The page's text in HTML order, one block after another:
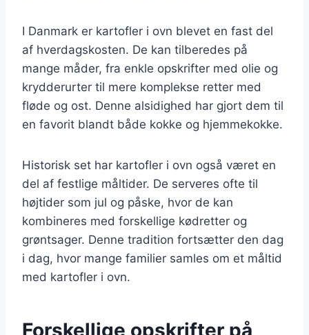
I Danmark er kartofler i ovn blevet en fast del
af hverdagskosten. De kan tilberedes på
mange måder, fra enkle opskrifter med olie og
krydderurter til mere komplekse retter med
fløde og ost. Denne alsidighed har gjort dem til
en favorit blandt både kokke og hjemmekokke.
Historisk set har kartofler i ovn også været en
del af festlige måltider. De serveres ofte til
højtider som jul og påske, hvor de kan
kombineres med forskellige kødretter og
grøntsager. Denne tradition fortsætter den dag
i dag, hvor mange familier samles om et måltid
med kartofler i ovn.
Forskellige opskrifter på